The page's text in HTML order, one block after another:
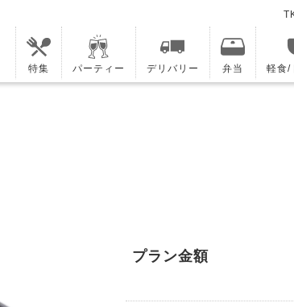
特集 パーティー デリバリー 弁当 軽食/
プラン金額